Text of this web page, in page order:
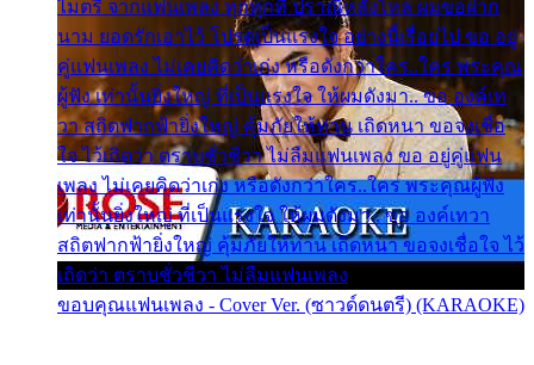
ไมตรี จากแฟนเพลง ทุกทุกที่ ปราณีหลั่งไหล ผมขอฝาก
นาม ยอดรักเอาไว้ โปรดเป็นแรงใจ อย่างนี้เรื่อยไป ขอ อยู่
คู่แฟนเพลง ไม่เคยคิดว่าเก่ง หรือดังกว่าใคร..ใคร พระคุณ
ผู้ฟัง เท่านั้นยิ่งใหญ่ ที่เป็นแรงใจ ให้ผมดังมา.. ขอ องค์เท
วา สถิตฟากฟ้ายิ่งใหญ่ คุ้มภัยให้ท่าน เถิดหนา ขอจงเชื่อ
ใจ ไว้เถิดว่า ตราบชั่วชีวา ไม่ลืมแฟนเพลง ขอ อยู่คู่แฟน
เพลง ไม่เคยคิดว่าเก่ง หรือดังกว่าใคร..ใคร พระคุณผู้ฟัง
เท่านั้นยิ่งใหญ่ ที่เป็นแรงใจ ให้ผมดังมา.. ขอ องค์เทวา
สถิตฟากฟ้ายิ่งใหญ่ คุ้มภัยให้ท่าน เถิดหนา ขอจงเชื่อใจ ไว้
เถิดว่า ตราบชั่วชีวา ไม่ลืมแฟนเพลง
ขอบคุณแฟนเพลง - Cover Ver. (ซาวด์ดนตรี) (KARAOKE)